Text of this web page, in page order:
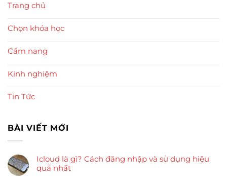
Trang chủ
Chọn khóa học
Cẩm nang
Kinh nghiệm
Tin Tức
BÀI VIẾT MỚI
Icloud là gì? Cách đăng nhập và sử dụng hiệu
quả nhất